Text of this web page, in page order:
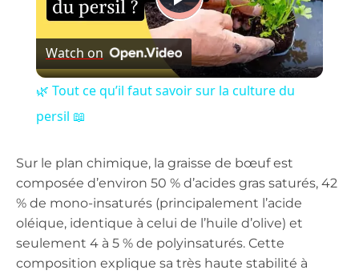
Play
Video
Watch on
🌿 Tout ce qu’il faut savoir sur la culture du
persil 📖
Sur le plan chimique, la graisse de bœuf est
composée d’environ 50 % d’acides gras saturés, 42
% de mono-insaturés (principalement l’acide
oléique, identique à celui de l’huile d’olive) et
seulement 4 à 5 % de polyinsaturés. Cette
composition explique sa très haute stabilité à